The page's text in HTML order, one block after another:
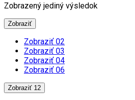
Zobrazený jediný výsledok
Zobraziť
Zobraziť 02
Zobraziť 03
Zobraziť 04
Zobraziť 06
Zobraziť 12